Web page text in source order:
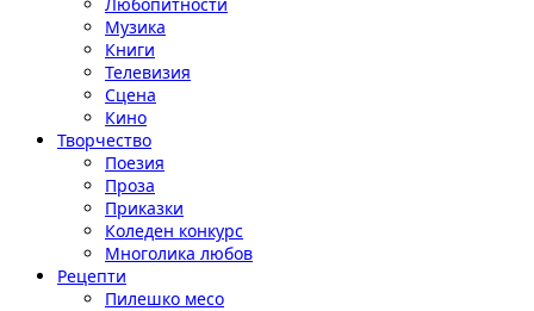
Музика
Книги
Телевизия
Сцена
Кино
Творчество
Поезия
Проза
Приказки
Коледен конкурс
Многолика любов
Рецепти
Пилешко месо